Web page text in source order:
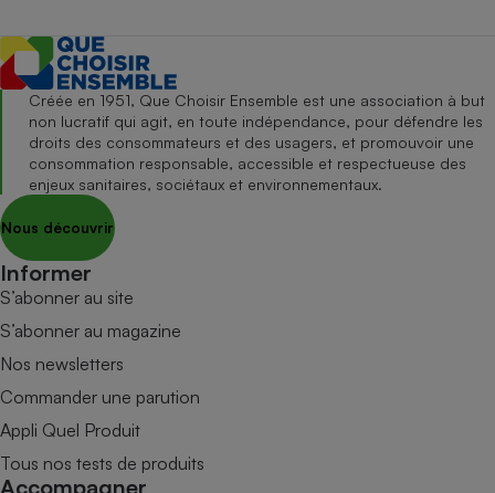
Créée en 1951, Que Choisir Ensemble est une association à but
non lucratif qui agit, en toute indépendance, pour défendre les
droits des consommateurs et des usagers, et promouvoir une
consommation responsable, accessible et respectueuse des
enjeux sanitaires, sociétaux et environnementaux.
Nous découvrir
Informer
S’abonner au site
S’abonner au magazine
Nos newsletters
Commander une parution
Appli Quel Produit
Tous nos tests de produits
Accompagner